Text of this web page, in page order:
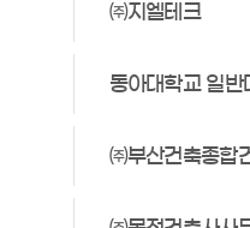
㈜지엘테크
동아대학교 일반
㈜부산건축종합